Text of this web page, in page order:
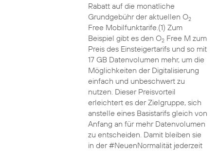
Rabatt auf die monatliche
Grundgebühr der aktuellen O2
Free Mobilfunktarife.(1) Zum
Beispiel gibt es den O2Free M zum
Preis des Einsteigertarifs und so mit
17 GB Datenvolumen mehr, um die
Möglichkeiten der Digitalisierung
einfach und unbeschwert zu
nutzen. Dieser Preisvorteil
erleichtert es der Zielgruppe, sich
anstelle eines Basistarifs gleich von
Anfang an für mehr Datenvolumen
zu entscheiden. Damit bleiben sie
in der #NeuenNormalität jederzeit